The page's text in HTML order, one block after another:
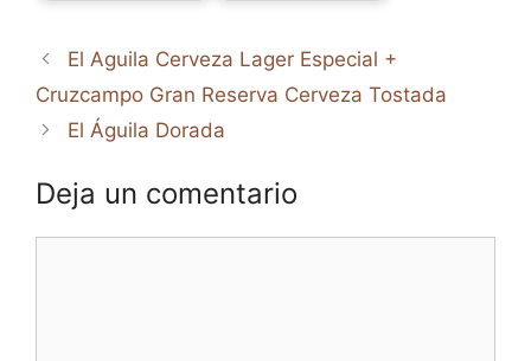
El Aguila Cerveza Lager Especial +
Cruzcampo Gran Reserva Cerveza Tostada
El Águila Dorada
Deja un comentario